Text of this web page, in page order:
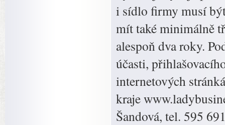
i sídlo firmy musí
mít také minimálně
alespoň dva roky.
účasti,
internetových
kraje
Šandová, tel. 595